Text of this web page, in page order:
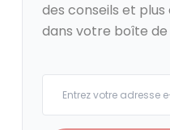
des conseils et
dans votre boîte